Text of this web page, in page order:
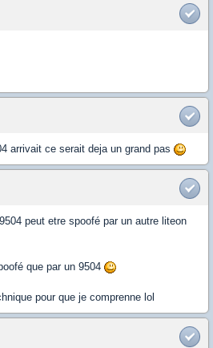
arrivait ce serait deja un grand pas
peut etre spoofé par un autre liteon
que par un 9504
pour que je comprenne lol